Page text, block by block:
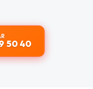
50 40